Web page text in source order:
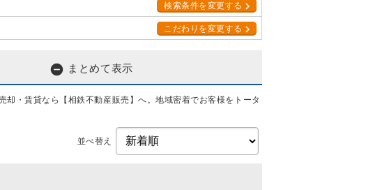
検索条件を変更する
こだわりを変更する
 まとめて表示
・賃貸なら【相鉄不動産販売】へ。地域密着でお客様をトータ
並べ替え